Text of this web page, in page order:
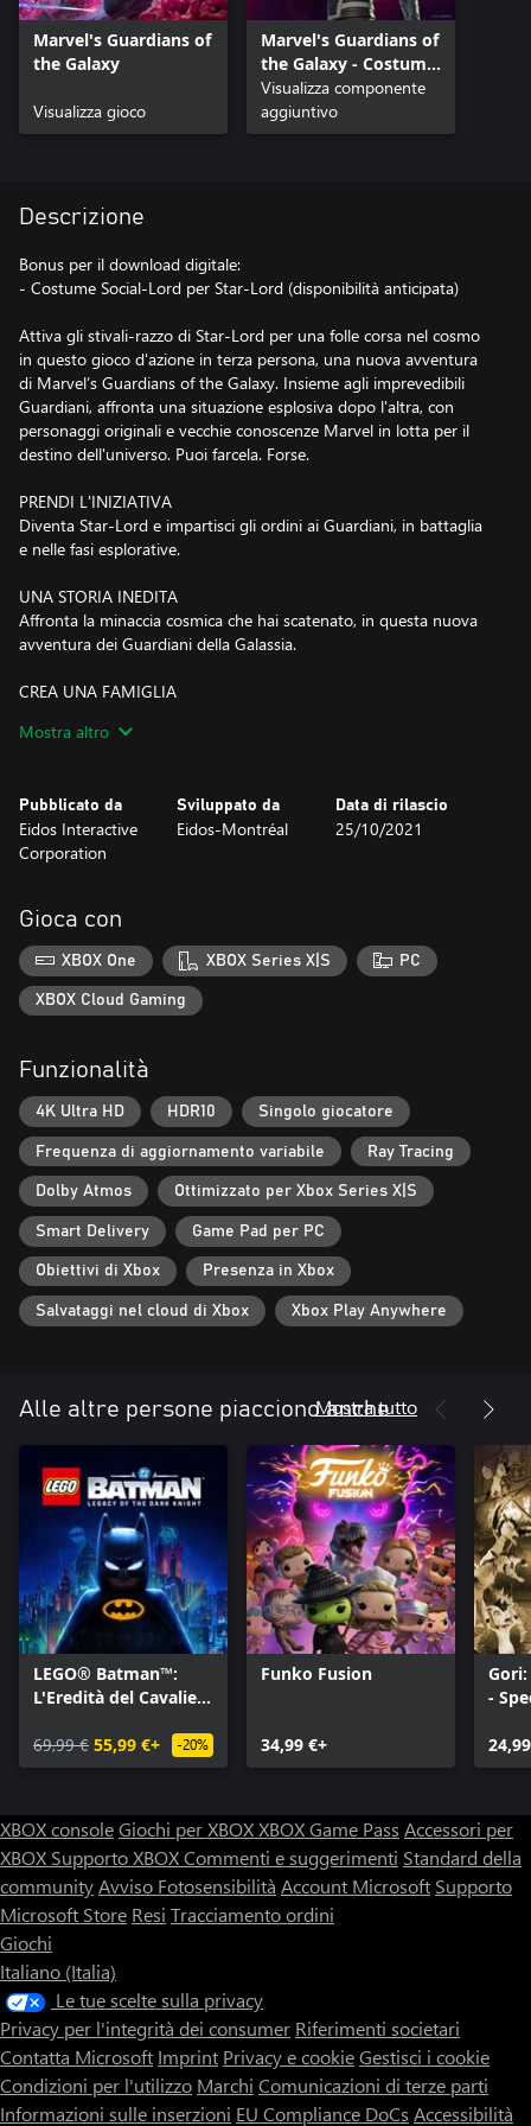
Marvel's Guardians of
the Galaxy
Visualizza gioco
Marvel's Guardians of
the Galaxy - Costume
Social-Lord
Visualizza componente
aggiuntivo
Descrizione
Bonus per il download digitale:
- Costume Social-Lord per Star-Lord (disponibilità anticipata)
Attiva gli stivali-razzo di Star-Lord per una folle corsa nel cosmo
in questo gioco d'azione in terza persona, una nuova avventura
di Marvel’s Guardians of the Galaxy. Insieme agli imprevedibili
Guardiani, affronta una situazione esplosiva dopo l'altra, con
personaggi originali e vecchie conoscenze Marvel in lotta per il
destino dell'universo. Puoi farcela. Forse.
PRENDI L'INIZIATIVA
Diventa Star-Lord e impartisci gli ordini ai Guardiani, in battaglia
e nelle fasi esplorative.
UNA STORIA INEDITA
Affronta la minaccia cosmica che hai scatenato, in questa nuova
avventura dei Guardiani della Galassia.
CREA UNA FAMIGLIA
un viaggio pazzesco.
Mostra altro
Pubblicato da
Eidos Interactive
Corporation
Sviluppato da
Eidos-Montréal
Data di rilascio
25/10/2021
Gioca con
XBOX One XBOX Series X|S PC
XBOX Cloud Gaming
Funzionalità
4K Ultra HD HDR10 Singolo giocatore
Frequenza di aggiornamento variabile Ray Tracing
Dolby Atmos Ottimizzato per Xbox Series X|S
Smart Delivery Game Pad per PC
Obiettivi di Xbox Presenza in Xbox
Salvataggi nel cloud di Xbox Xbox Play Anywhere
Alle altre persone piacciono anche
Mostra tutto
LEGO® Batman™:
L'Eredità del Cavaliere
69,99 € 55,99 €+ -20%
Funko Fusion
34,99 €+
-
XBOX consoleGiochi per XBOXXBOX Game Pass Accessori per
XBOX Supporto XBOXCommenti e suggerimenti Standard della
communityAvviso Fotosensibilità Account Microsoft Supporto
Microsoft Store Resi Tracciamento ordini
Giochi
Italiano (Italia)
Le tue scelte sulla privacy
Privacy per l'integrità dei consumer Riferimenti societari
Contatta Microsoft Imprint Privacy e cookieGestisci i cookie
Condizioni per l'utilizzo Marchi Comunicazioni di terze parti
Informazioni sulle inserzioni EU Compliance DoCs Accessibilità